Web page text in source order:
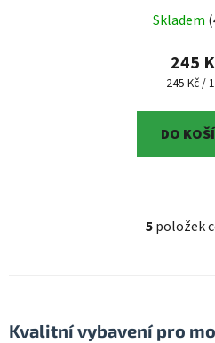
figurka k
Skladem
245
Měrná
245 Kč /
DO
5položek
Kvalitní vybavení pro